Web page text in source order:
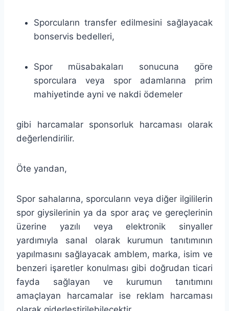
Sporcuların transfer edilmesini sağlayacak
bonservis bedelleri,
Spor müsabakaları sonucuna göre
sporculara veya spor adamlarına prim
mahiyetinde ayni ve nakdi ödemeler
gibi harcamalar sponsorluk harcaması olarak
değerlendirilir.
Öte yandan,
Spor sahalarına, sporcuların veya diğer ilgililerin
spor giysilerinin ya da spor araç ve gereçlerinin
üzerine yazılı veya elektronik sinyaller
yardımıyla sanal olarak kurumun tanıtımının
yapılmasını sağlayacak amblem, marka, isim ve
benzeri işaretler konulması gibi doğrudan ticari
fayda sağlayan ve kurumun tanıtımını
amaçlayan harcamalar ise reklam harcaması